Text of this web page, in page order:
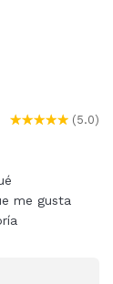
(5.0)
me gusta